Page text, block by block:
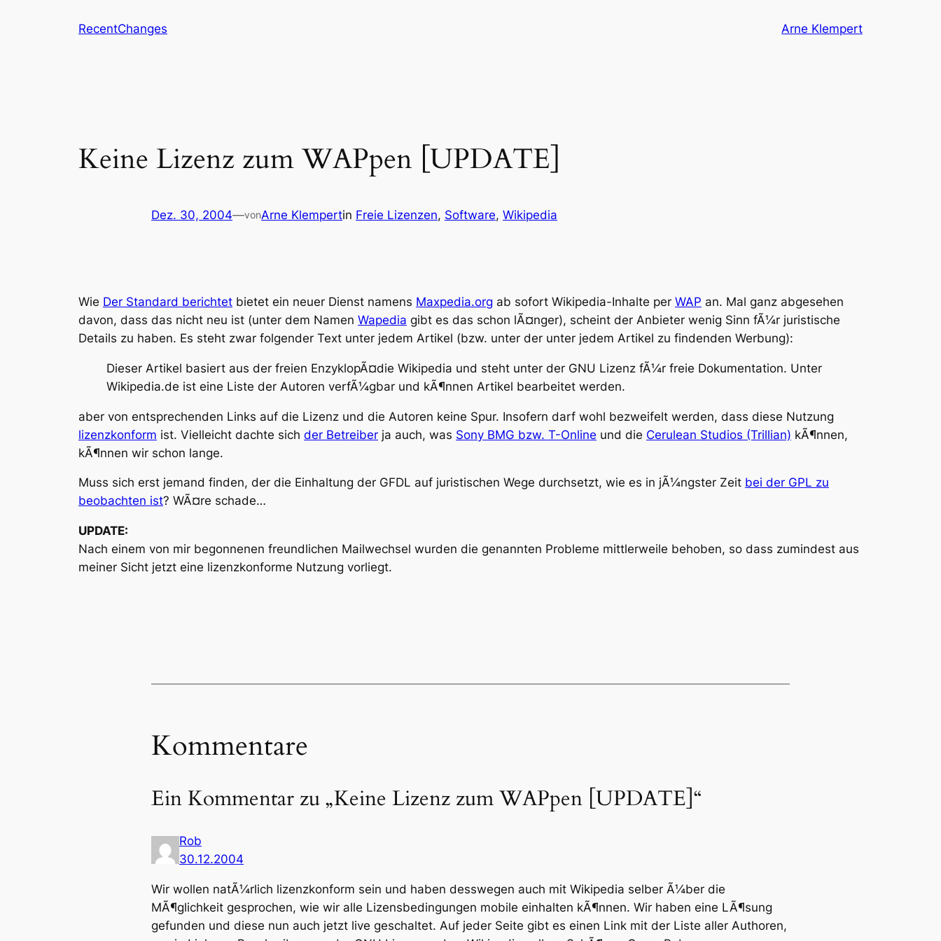
RecentChanges Arne Klempert
Keine Lizenz zum WAPpen [UPDATE]
Dez. 30, 2004—vonArne Klempertin Freie Lizenzen, Software, Wikipedia
Wie Der Standard berichtet bietet ein neuer Dienst namens Maxpedia.org ab sofort Wikipedia-Inhalte per WAP an. Mal ganz abgesehen
davon, dass das nicht neu ist (unter dem Namen Wapedia gibt es das schon lÃ¤nger), scheint der Anbieter wenig Sinn fÃ¼r juristische
Details zu haben. Es steht zwar folgender Text unter jedem Artikel (bzw. unter der unter jedem Artikel zu findenden Werbung):
Dieser Artikel basiert aus der freien EnzyklopÃ¤die Wikipedia und steht unter der GNU Lizenz fÃ¼r freie Dokumentation. Unter
Wikipedia.de ist eine Liste der Autoren verfÃ¼gbar und kÃ¶nnen Artikel bearbeitet werden.
aber von entsprechenden Links auf die Lizenz und die Autoren keine Spur. Insofern darf wohl bezweifelt werden, dass diese Nutzung
lizenzkonform ist. Vielleicht dachte sich der Betreiber ja auch, was Sony BMG bzw. T-Online und die Cerulean Studios (Trillian) kÃ¶nnen,
kÃ¶nnen wir schon lange.
Muss sich erst jemand finden, der die Einhaltung der GFDL auf juristischen Wege durchsetzt, wie es in jÃ¼ngster Zeit bei der GPL zu
beobachten ist? WÃ¤re schade…
UPDATE:
Nach einem von mir begonnenen freundlichen Mailwechsel wurden die genannten Probleme mittlerweile behoben, so dass zumindest aus
meiner Sicht jetzt eine lizenzkonforme Nutzung vorliegt.
Kommentare
Ein Kommentar zu „Keine Lizenz zum WAPpen [UPDATE]“
Rob
30.12.2004
Wir wollen natÃ¼rlich lizenzkonform sein und haben desswegen auch mit Wikipedia selber Ã¼ber die
MÃ¶glichkeit gesprochen, wie wir alle Lizensbedingungen mobile einhalten kÃ¶nnen. Wir haben eine LÃ¶sung
gefunden und diese nun auch jetzt live geschaltet. Auf jeder Seite gibt es einen Link mit der Liste aller Authoren,